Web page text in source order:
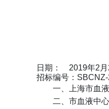
日期：
2019年2月
招标编号：
一、上海市血
二、市血液中